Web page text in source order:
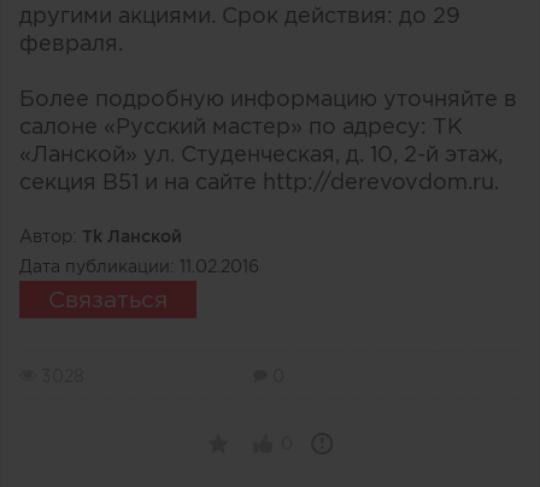
другими акциями. Срок действия: до 29
февраля.
Более подробную информацию уточняйте в
салоне «Русский мастер» по адресу: ТК
«Ланской» ул. Студенческая, д. 10, 2-й этаж,
секция В51 и на сайте http://derevovdom.ru.
Автор: Тk Ланской
Дата публикации: 11.02.2016
Связаться